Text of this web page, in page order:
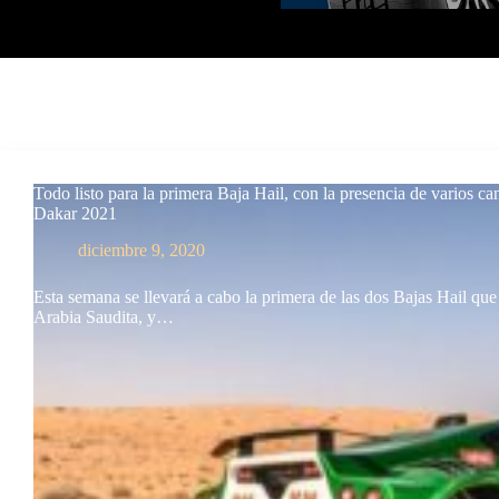
Todo listo para la primera Baja Hail, con la presencia de varios
Dakar 2021
diciembre 9, 2020
Esta semana se llevará a cabo la primera de las dos Bajas Hail
Arabia Saudita, y…